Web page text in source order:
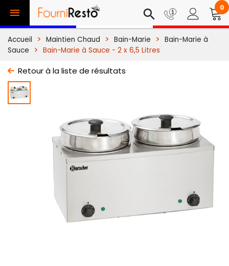
 search 0
Accueil Maintien Chaud Bain-Marie
Bain-Marie à
Sauce
Bain-Marie à Sauce - 2 x 6,5 Litres
Retour à la liste de résultats